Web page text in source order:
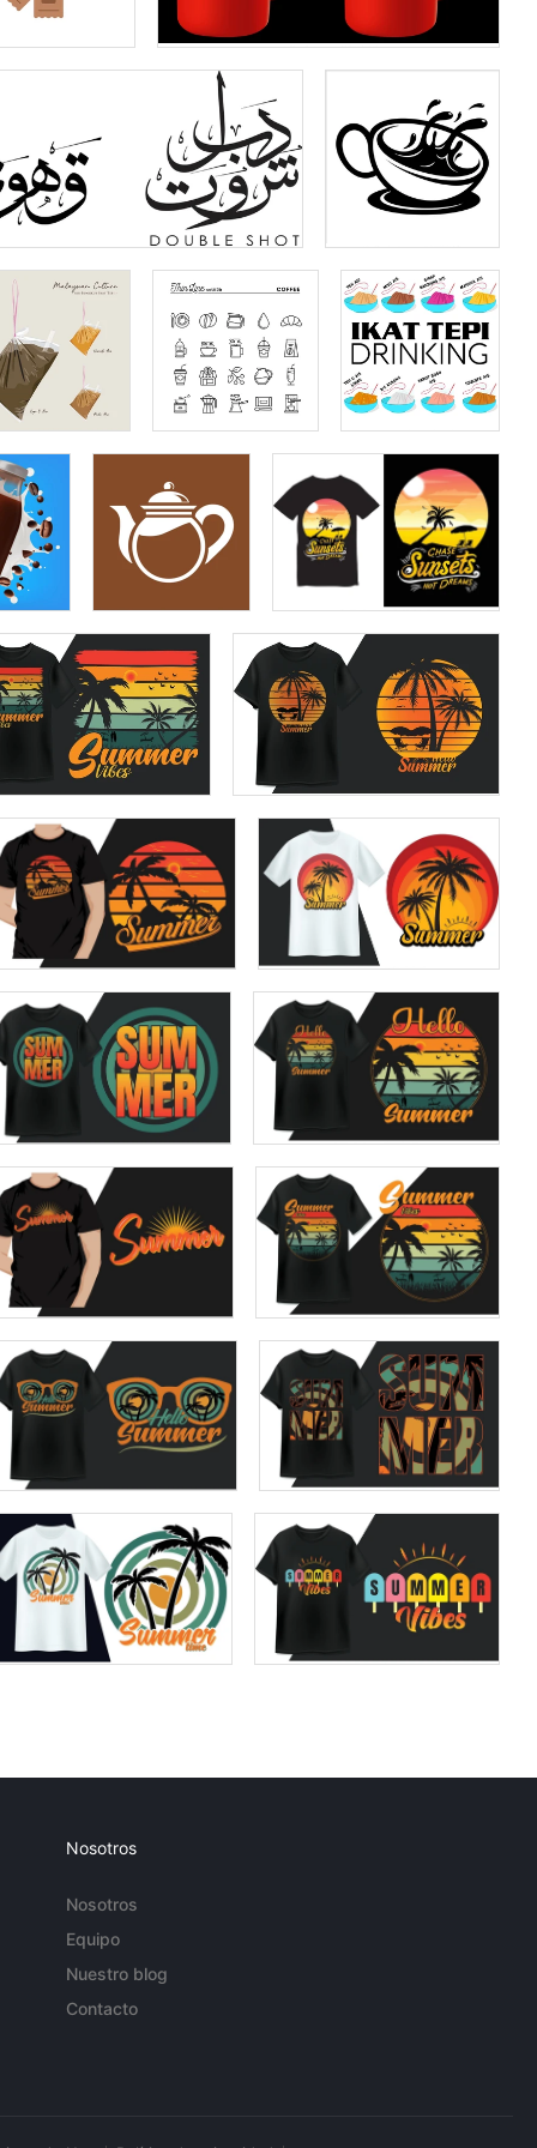
Nosotros
Nosotros
Equipo
Nuestro blog
Contacto